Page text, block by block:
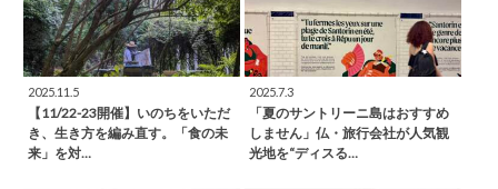
2025.11.5
【11/22-23開催】いのちをいただ
き、生き方を編み直す。「食の未
来」を対…
2025.7.3
「夏のサントリーニ島はおすすめ
しません」仏・旅行会社が人気観
光地を“ディスる…